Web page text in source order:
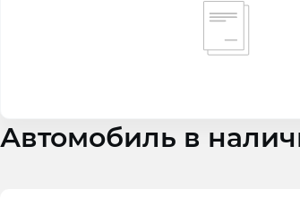
Автомобиль в